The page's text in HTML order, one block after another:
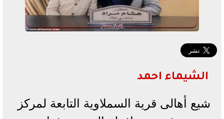
الشيماء احمد
شيع أهالى قرية السملاوية التابعة لمركز